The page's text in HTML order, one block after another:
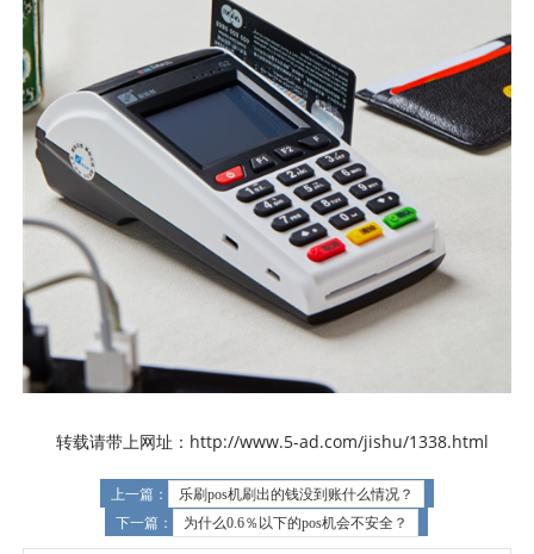
转载请带上网址：http://www.5-ad.com/jishu/1338.html
上一篇：
乐刷pos机刷出的钱没到账什么情况？
下一篇：
为什么0.6％以下的pos机会不安全？